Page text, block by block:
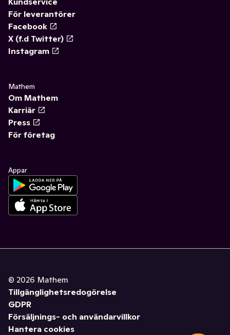
För leverantörer
Facebook
X (f.d Twitter)
Instagram
Mathem
Om Mathem
Karriär
Press
För företag
Appar
© 2026 Mathem
Tillgänglighetsredogörelse
GDPR
Försäljnings- och användarvillkor
Hantera cookies